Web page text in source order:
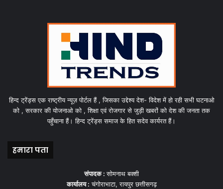
हिन्द ट्रेंड्स एक राष्ट्रीय न्यूज़ पोर्टल हैं , जिसका उद्देश्य देश- विदेश में हो रही सभी घटनाओ
को , सरकार की योजनाओ को , शिक्षा एवं रोजगार से जुड़ी खबरों को देश की जनता तक
पहुँचाना हैं। हिन्द ट्रेंड्स समाज के हित सदेव कार्यरत हैं।
हमारा पता
संपादक :सोमनाथ बक्शी
कार्यालय : चंगोराभाटा, रायपुर छत्तीसगढ़